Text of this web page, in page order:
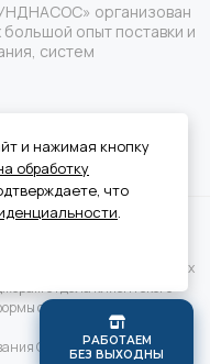
организован
опыт поставки и
систем
и стоимости указанных
отдела клиентского
связи или по телефону.
Grundfos.Карта сайта
РАБОТАЕМ
БЕЗ ВЫХОДНЫ
и нажимая кнопку
обработку
что
.